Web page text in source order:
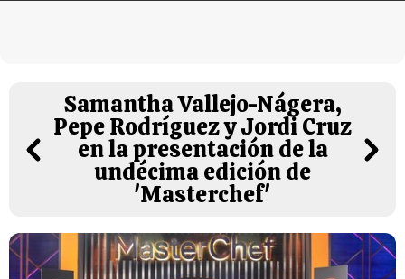
Samantha Vallejo-Nágera,
Pepe Rodríguez y Jordi Cruz
en la presentación de la
undécima edición de
'Masterchef'